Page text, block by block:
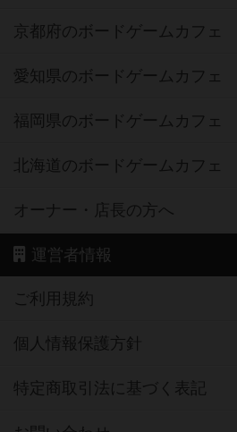
京都府のボードゲームカフェ
愛知県のボードゲームカフェ
福岡県のボードゲームカフェ
北海道のボードゲームカフェ
オーナー・店長の方へ
運営者情報
ご利用規約
個人情報保護方針
特定商取引法に基づく表記